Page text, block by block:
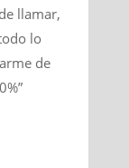
llamar,
lo
de